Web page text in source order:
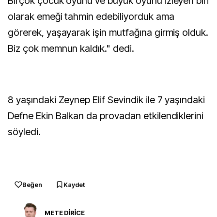
olarak emeği tahmin edebiliyorduk ama
görerek, yaşayarak işin mutfağına girmiş olduk.
Biz çok memnun kaldık." dedi.
8 yaşındaki Zeynep Elif Sevindik ile 7 yaşındaki
Defne Ekin Balkan da provadan etkilendiklerini
söyledi.
Beğen Kaydet
METE DİRİCE